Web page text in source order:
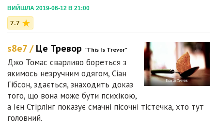
ВИЙШЛА 2019-06-12 В 21:00
7.7
s8e7 /Це Тревор "This Is Trevor"
Джо Томас сварливо бореться з
якимось незручним одягом, Сіан
Гібсон, здається, знаходить доказ
того, що вона може бути психікою,
а Ієн Стірлінг показує смачні пісочні тістечка, хто тут
головний.